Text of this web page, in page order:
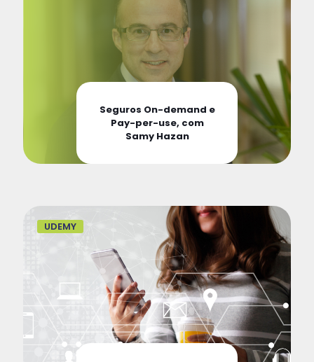
Seguros On-demand e
Pay-per-use, com
Samy Hazan
UDEMY